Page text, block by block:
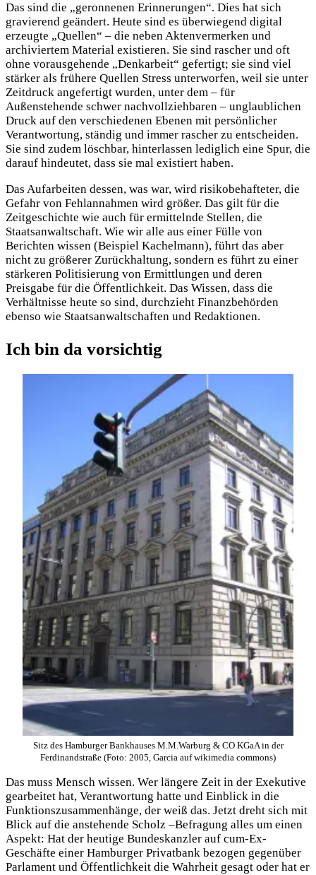
Das sind die „geronnenen Erinnerungen“. Dies hat sich
gravierend geändert. Heute sind es überwiegend digital
erzeugte „Quellen“ – die neben Aktenvermerken und
archiviertem Material existieren. Sie sind rascher und oft
ohne vorausgehende „Denkarbeit“ gefertigt; sie sind viel
stärker als frühere Quellen Stress unterworfen, weil sie unter
Zeitdruck angefertigt wurden, unter dem – für
Außenstehende schwer nachvollziehbaren – unglaublichen
Druck auf den verschiedenen Ebenen mit persönlicher
Verantwortung, ständig und immer rascher zu entscheiden.
Sie sind zudem löschbar, hinterlassen lediglich eine Spur, die
darauf hindeutet, dass sie mal existiert haben.
Das Aufarbeiten dessen, was war, wird risikobehafteter, die
Gefahr von Fehlannahmen wird größer. Das gilt für die
Zeitgeschichte wie auch für ermittelnde Stellen, die
Staatsanwaltschaft. Wie wir alle aus einer Fülle von
Berichten wissen (Beispiel Kachelmann), führt das aber
nicht zu größerer Zurückhaltung, sondern es führt zu einer
stärkeren Politisierung von Ermittlungen und deren
Preisgabe für die Öffentlichkeit. Das Wissen, dass die
Verhältnisse heute so sind, durchzieht Finanzbehörden
ebenso wie Staatsanwaltschaften und Redaktionen.
Ich bin da vorsichtig
Sitz des Hamburger Bankhauses M.M.Warburg & CO KGaA in der
Ferdinandstraße (Foto: 2005, Garcia auf wikimedia commons)
Das muss Mensch wissen. Wer längere Zeit in der Exekutive
gearbeitet hat, Verantwortung hatte und Einblick in die
Funktionszusammenhänge, der weiß das. Jetzt dreht sich mit
Blick auf die anstehende Scholz –Befragung alles um einen
Aspekt: Hat der heutige Bundeskanzler auf cum-Ex-
Geschäfte einer Hamburger Privatbank bezogen gegenüber
Parlament und Öffentlichkeit die Wahrheit gesagt oder hat er